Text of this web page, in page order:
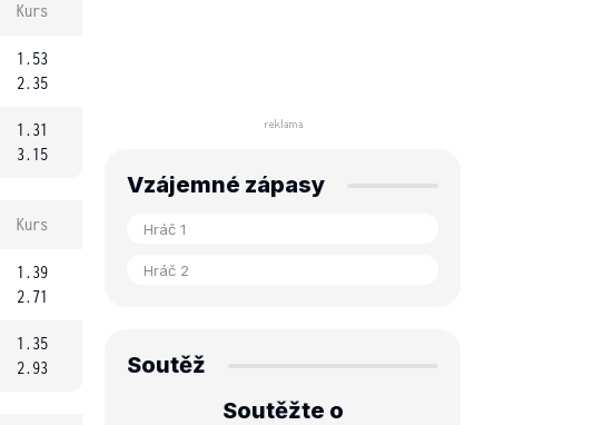
Kurs
1.53
2.35
1.31
3.15
Kurs
1.39
2.71
1.35
2.93
Vzájemné zápasy
Soutěž
Soutěžte o